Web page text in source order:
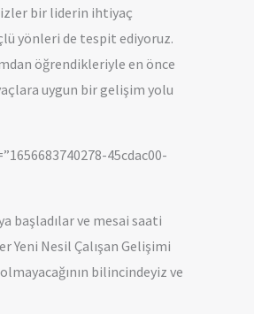
bir liderin ihtiyaç
yönleri de tespit ediyoruz.
öğrendikleriyle en önce
uygun bir gelişim yolu
45cdac00-
başladılar ve mesai saati
Nesil Çalışan Gelişimi
bilincindeyiz ve